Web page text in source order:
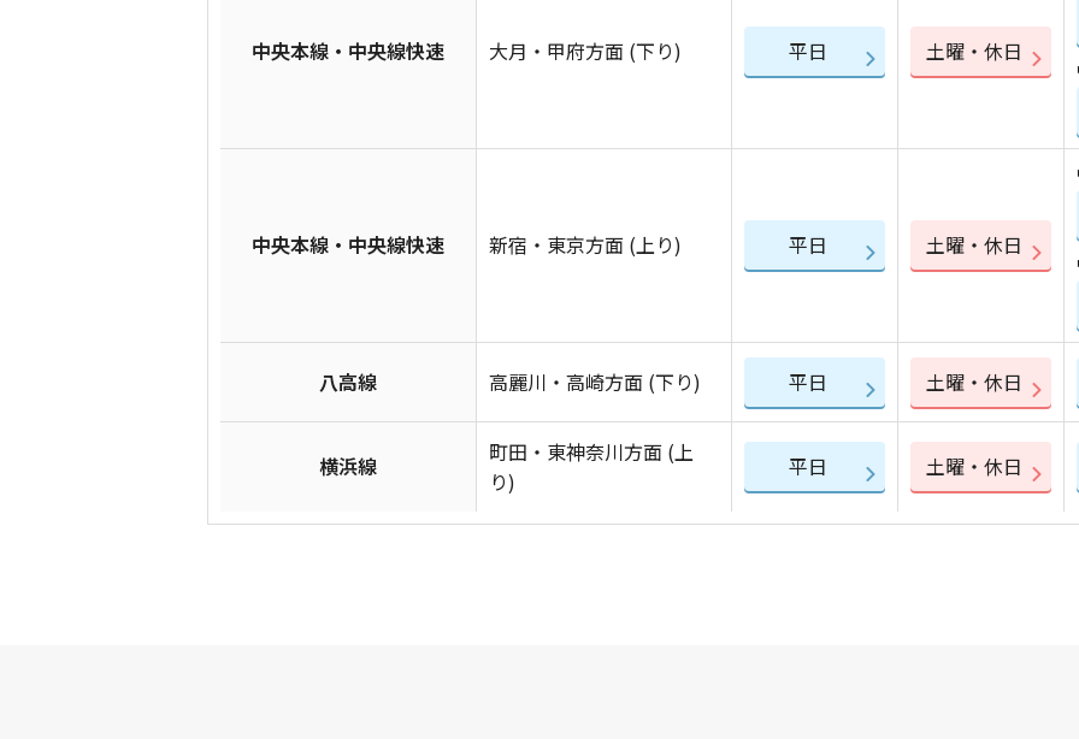
中央本線・中央線快速 大月・甲府方面 (下り) 平日 土曜・休日
中央本線・中央線快速 新宿・東京方面 (上り) 平日 土曜・休日
八高線 高麗川・高崎方面 (下り) 平日 土曜・休日
横浜線
町田・東神奈川方面 (上
り)
平日 土曜・休日